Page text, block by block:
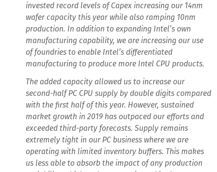
invested record levels of Capex increasing our 14nm
wafer capacity this year while also ramping 10nm
production. In addition to expanding Intel’s own
manufacturing capability, we are increasing our use
of foundries to enable Intel’s differentiated
manufacturing to produce more Intel CPU products.
The added capacity allowed us to increase our
second-half PC CPU supply by double digits compared
with the first half of this year. However, sustained
market growth in 2019 has outpaced our efforts and
exceeded third-party forecasts. Supply remains
extremely tight in our PC business where we are
operating with limited inventory buffers. This makes
us less able to absorb the impact of any production